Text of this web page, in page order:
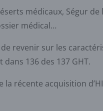
médicaux, Ségur de
médical…
de revenir sur les
136 des 137 GHT.
récente acquisition